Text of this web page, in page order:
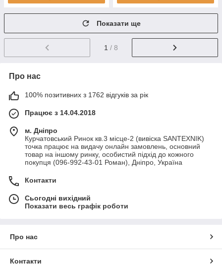
Показати ще
1 / 8
Про нас
100% позитивних з 1762 відгуків за рік
Працює з 14.04.2018
м. Дніпро
Курчатовський Ринок кв.3 місце-2 (вивіска SANTEXNIK)
точка працює на видачу онлайн замовлень, основний
товар на іншому ринку, особистий підхід до кожного
покупця (096-992-43-01 Роман), Дніпро, Україна
Контакти
Сьогодні вихідний
Показати весь графік роботи
Про нас
Контакти